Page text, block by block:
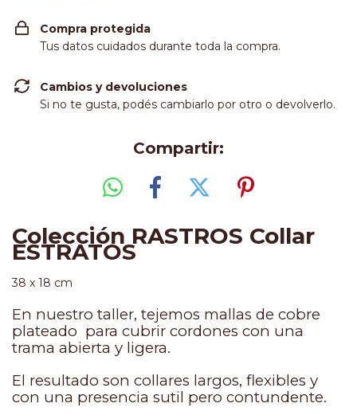
Compra protegida
Tus datos cuidados durante toda la compra.
Cambios y devoluciones
Si no te gusta, podés cambiarlo por otro o devolverlo.
Compartir:
Colección RASTROS Collar
ESTRATOS
38 x 18 cm
En nuestro taller, tejemos mallas de cobre
plateado para cubrir cordones con una
trama abierta y ligera.
El resultado son collares largos, flexibles y
con una presencia sutil pero contundente.